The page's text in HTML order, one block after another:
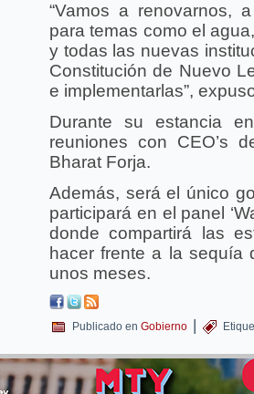
“Vamos a renovarnos,
para temas como el
y todas las nuevas
Constitución de Nuevo
e implementarlas”,
Durante su estancia
reuniones con CEO’s
Bharat Forja.
Además, será el único
participará en el panel
donde compartirá las
hacer frente a la sequía
unos meses.
Publicado en Gobierno |